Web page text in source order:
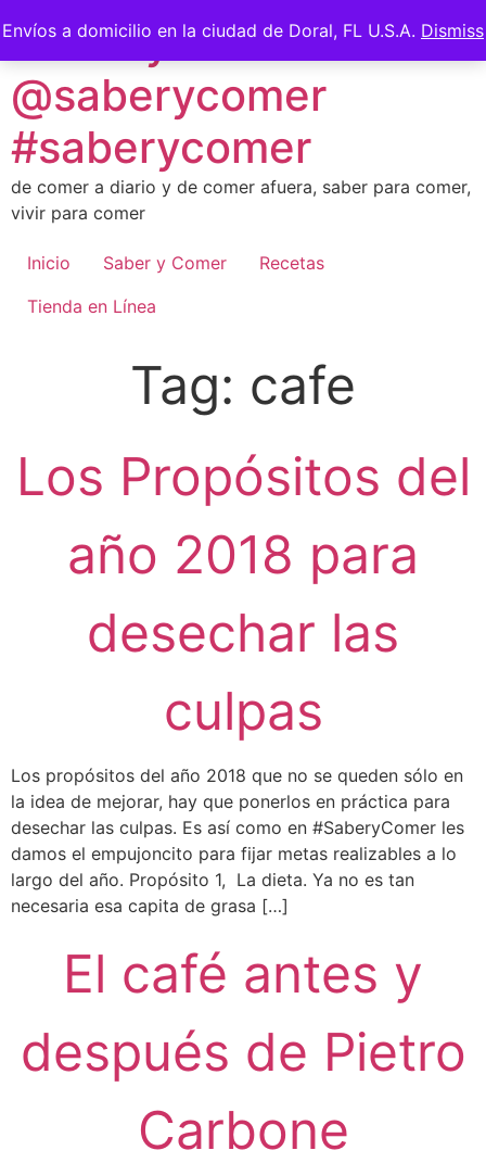
Envíos a domicilio en la ciudad de Doral, FL U.S.A. Dismiss
to
content
Saber y Comer -
@saberycomer
#saberycomer
de comer a diario y de comer afuera, saber para comer,
vivir para comer
Inicio Saber y Comer
Recetas
Tienda en Línea
Tag: cafe
Los Propósitos del
año 2018 para
desechar las
culpas
Los propósitos del año 2018 que no se queden sólo en
la idea de mejorar, hay que ponerlos en práctica para
desechar las culpas. Es así como en #SaberyComer les
damos el empujoncito para fijar metas realizables a lo
largo del año. Propósito 1, La dieta. Ya no es tan
necesaria esa capita de grasa […]
El café antes y
después de Pietro
Carbone